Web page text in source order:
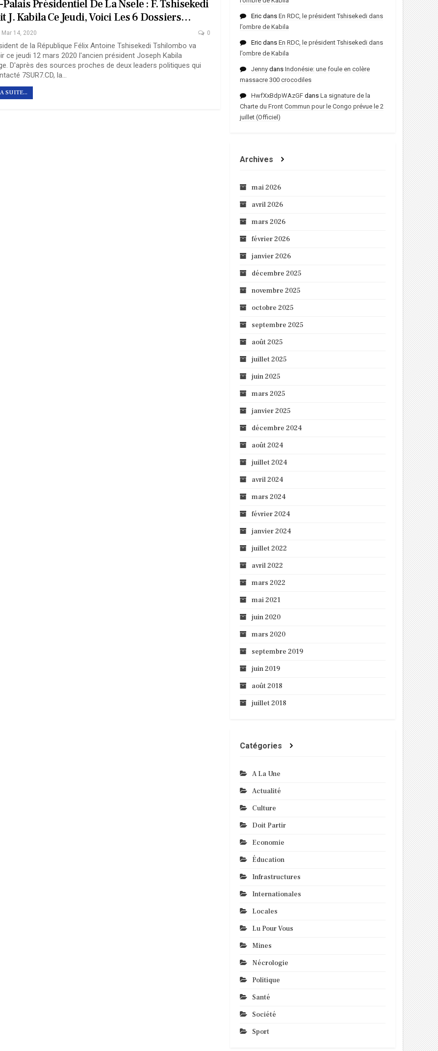
Palais Présidentiel De La Nsele : F. Tshisekedi
J. Kabila Ce Jeudi, Voici Les 6 Dossiers…
Mar 14, 2020 0
de la République Félix Antoine Tshisekedi Tshilombo va
ce jeudi 12 mars 2020 l'ancien président Joseph Kabila
D'après des sources proches de deux leaders politiques qui
7SUR7.CD, la…
SUITE...
Eric dans En RDC, le président Tshisekedi dans
l’ombre de Kabila
Eric dans En RDC, le président Tshisekedi dans
l’ombre de Kabila
Jenny dans Indonésie: une foule en colère
massacre 300 crocodiles
HwfXxBdpWAzGF dans La signature de la
Charte du Front Commun pour le Congo prévue le 2
juillet (Officiel)
Archives
mai 2026
avril 2026
mars 2026
février 2026
janvier 2026
décembre 2025
novembre 2025
octobre 2025
septembre 2025
août 2025
juillet 2025
juin 2025
mars 2025
janvier 2025
décembre 2024
août 2024
juillet 2024
avril 2024
mars 2024
février 2024
janvier 2024
juillet 2022
avril 2022
mars 2022
mai 2021
juin 2020
mars 2020
septembre 2019
juin 2019
août 2018
juillet 2018
Catégories
A La Une
Actualité
Culture
Doit Partir
Economie
Éducation
Infrastructures
Internationales
Locales
Lu Pour Vous
Mines
Nécrologie
Politique
Santé
Société
Sport